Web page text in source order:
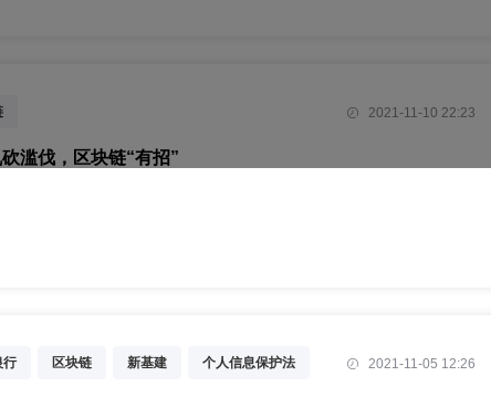
2021-11-10 22:23
滥伐，区块链“有招”
行 区块链 新基建 个人信息保护法 2021-11-05 12:26